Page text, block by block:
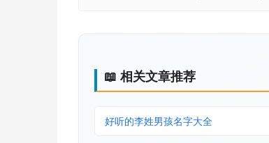
📖 相关文章推荐
好听的李姓男孩名字大全